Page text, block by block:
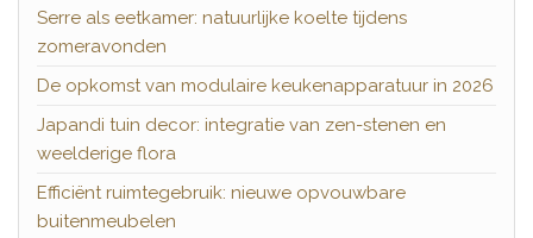
Serre als eetkamer: natuurlijke koelte tijdens
zomeravonden
De opkomst van modulaire keukenapparatuur in 2026
Japandi tuin decor: integratie van zen-stenen en
weelderige flora
Efficiënt ruimtegebruik: nieuwe opvouwbare
buitenmeubelen